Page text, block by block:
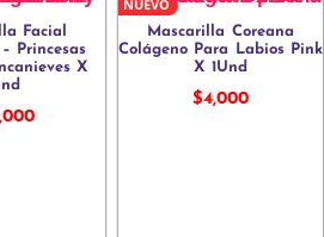
Facial
Princesas
X
NUEVO
Mascarilla Coreana
Colágeno Para Labios Pink
X 1Und
$4,000